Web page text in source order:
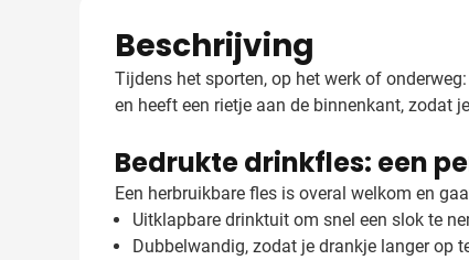
Beschrijving
Tijdens het sporten, op het werk of
en heeft een rietje aan de binnenkant, zodat
Bedrukte drinkfles: een
Een herbruikbare fles is overal welkom en
Uitklapbare drinktuit om snel een slok te
Dubbelwandig, zodat je drankje langer op